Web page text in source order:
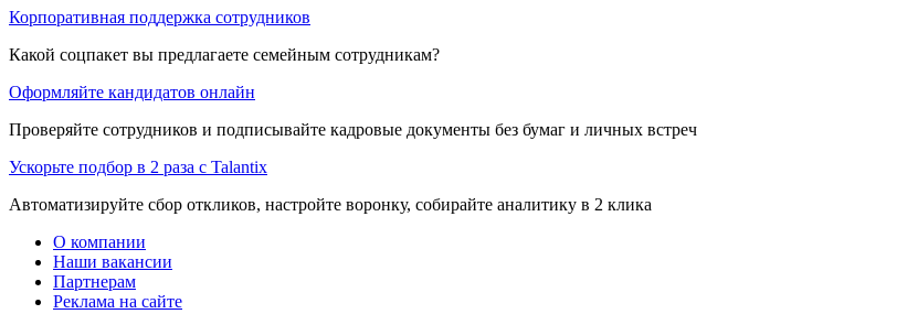
Корпоративная поддержка сотрудников
Какой соцпакет вы предлагаете семейным сотрудникам?
Оформляйте кандидатов онлайн
Проверяйте сотрудников и подписывайте кадровые документы без бумаг и личных встреч
Ускорьте подбор в 2 раза с Talantix
Автоматизируйте сбор откликов, настройте воронку, собирайте аналитику в 2 клика
О компании
Наши вакансии
Партнерам
Реклама на сайте